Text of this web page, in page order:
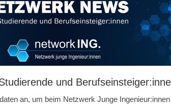
und
an, um beim Netzwerk Junge